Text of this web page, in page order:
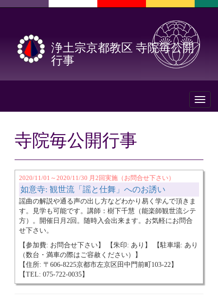
浄土宗京都教区 寺院毎公開
行事
Toggle
寺院毎公開行事
2020/11/01～2020/11/30 月2回実施（お問合せ下さい）
如意寺: 観世流「謡と仕舞」へのお誘い
謡曲の解説や通る声の出し方などわかり易く学んで頂きま
す。見学も可能です。講師：樹下千慧（能楽師観世流シテ
方）。開催日月2回。随時入会出来ます。お気軽にお問合
せ下さい。
【参加費: お問合せ下さい】 【朱印: あり】 【駐車場: あり
（数台・満車の際はご容赦ください）】
【住所: 〒606-8225京都市左京区田中門前町103-22】
【TEL: 075-722-0035】